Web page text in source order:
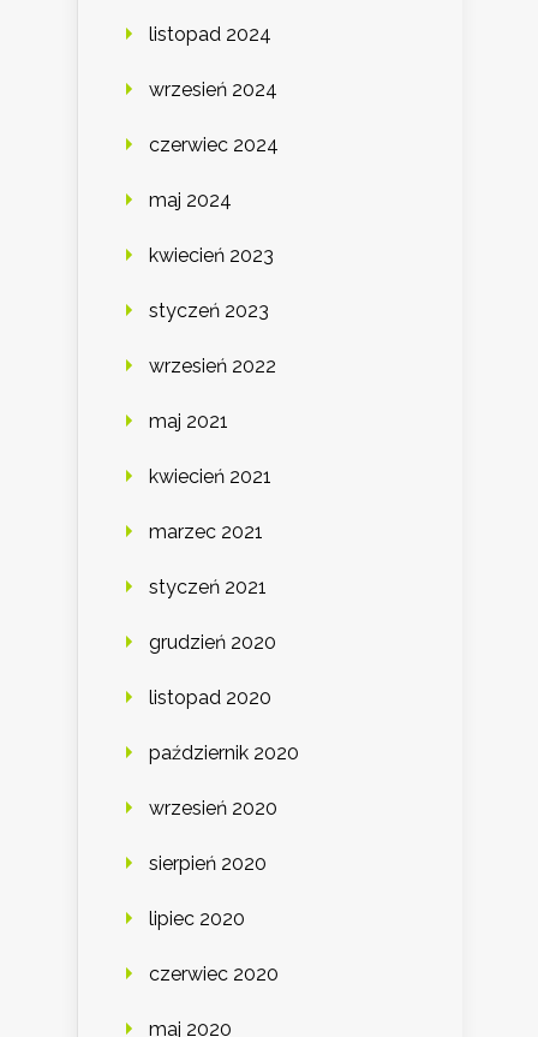
listopad 2024
wrzesień 2024
czerwiec 2024
maj 2024
kwiecień 2023
styczeń 2023
wrzesień 2022
maj 2021
kwiecień 2021
marzec 2021
styczeń 2021
grudzień 2020
listopad 2020
październik 2020
wrzesień 2020
sierpień 2020
lipiec 2020
czerwiec 2020
maj 2020